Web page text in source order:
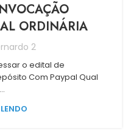
ORDINÁRIA
2
o edital de
Com Paypal Qual